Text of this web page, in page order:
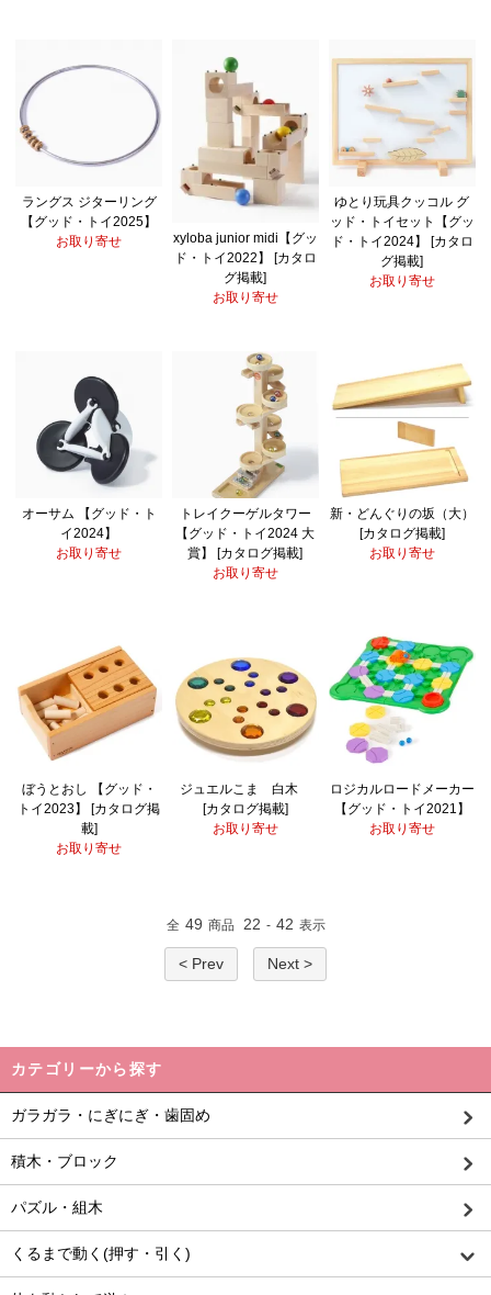
ラングス ジターリング
【グッド・トイ2025】
お取り寄せ
xyloba junior midi【グッ
ド・トイ2022】 [カタロ
グ掲載]
お取り寄せ
ゆとり玩具クッコル グ
ッド・トイセット【グッ
ド・トイ2024】 [カタロ
グ掲載]
お取り寄せ
オーサム 【グッド・ト
イ2024】
お取り寄せ
トレイクーゲルタワー
【グッド・トイ2024 大
賞】 [カタログ掲載]
お取り寄せ
新・どんぐりの坂（大）
[カタログ掲載]
お取り寄せ
ぼうとおし 【グッド・
トイ2023】 [カタログ掲
載]
お取り寄せ
ジュエルこま 白木
[カタログ掲載]
お取り寄せ
ロジカルロードメーカー
【グッド・トイ2021】
お取り寄せ
全 49 商品 22 - 42 表示
< Prev Next >
カテゴリーから探す
ガラガラ・にぎにぎ・歯固め
積木・ブロック
パズル・組木
くるまで動く(押す・引く)